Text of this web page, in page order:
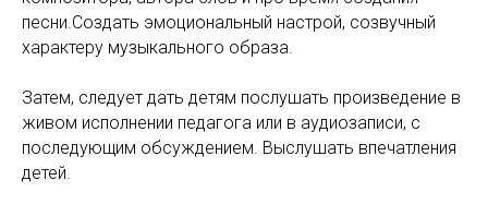
песни.Создать эмоциональный настрой, созвучный
характеру музыкального образа.
Затем, следует дать детям послушать произведение в
живом исполнении педагога или в аудиозаписи, с
последующим обсуждением. Выслушать впечатления
детей.